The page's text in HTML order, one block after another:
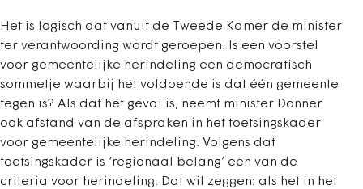
Het is logisch dat vanuit de Tweede Kamer de minister
ter verantwoording wordt geroepen. Is een voorstel
voor gemeentelijke herindeling een democratisch
sommetje waarbij het voldoende is dat één gemeente
tegen is? Als dat het geval is, neemt minister Donner
ook afstand van de afspraken in het toetsingskader
voor gemeentelijke herindeling. Volgens dat
toetsingskader is ‘regionaal belang’ een van de
criteria voor herindeling. Dat wil zeggen: als het in het